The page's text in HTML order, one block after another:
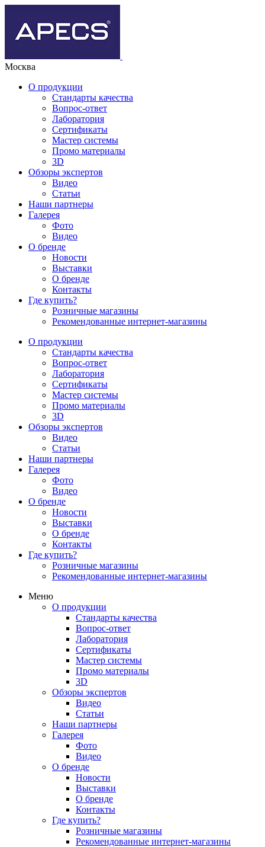
Москва
О продукции
Стандарты качества
Вопрос-ответ
Лаборатория
Сертификаты
Мастер системы
Промо материалы
3D
Обзоры экспертов
Видео
Статьи
Наши партнеры
Галерея
Фото
Видео
О бренде
Новости
Выставки
О бренде
Контакты
Где купить?
Розничные магазины
Рекомендованные интернет-магазины
О продукции
Стандарты качества
Вопрос-ответ
Лаборатория
Сертификаты
Мастер системы
Промо материалы
3D
Обзоры экспертов
Видео
Статьи
Наши партнеры
Галерея
Фото
Видео
О бренде
Новости
Выставки
О бренде
Контакты
Где купить?
Розничные магазины
Рекомендованные интернет-магазины
Меню
О продукции
Стандарты качества
Вопрос-ответ
Лаборатория
Сертификаты
Мастер системы
Промо материалы
3D
Обзоры экспертов
Видео
Статьи
Наши партнеры
Галерея
Фото
Видео
О бренде
Новости
Выставки
О бренде
Контакты
Где купить?
Розничные магазины
Рекомендованные интернет-магазины